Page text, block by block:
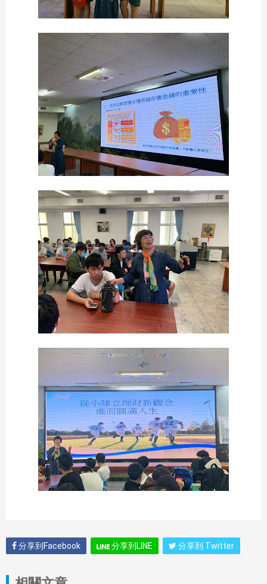
分享到Facebook 分享到LINE 分享到 Twitter